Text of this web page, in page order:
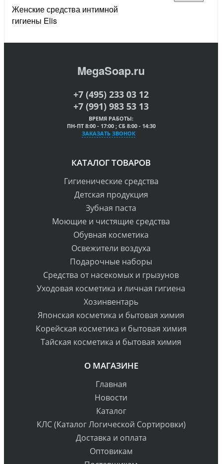
Женские средства интимной
гигиены Elis
MegaSoap.ru
+7 (495) 233 03 12
+7 (991) 983 53 13
ВРЕМЯ РАБОТЫ:
ПН-ПТ 8:00 - 17:00 ; СБ 8:00 - 14:30
ЗАКАЗАТЬ ЗВОНОК
КАТАЛОГ ТОВАРОВ
Гигиенические средства
Детская продукция
Зубная паста
Моющие и чистящие средства
Обувная косметика
Освежители воздуха
Подарочные наборы
Средства от насекомых и грызунов
Уходовая косметика и личная гигиена
Хозинвентарь
Японская косметика и бытовая химия
Корейская косметика и бытовая химия
Тайская косметика и бытовая химия
О МАГАЗИНЕ
Главная
Новости
Каталог
КЛС (Каталог Логической Сортировки)
Доставка и оплата
Оптовикам